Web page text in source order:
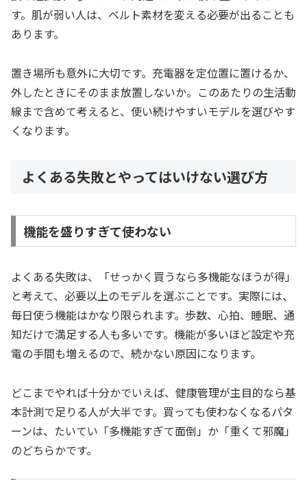
す。肌が弱い人は、ベルト素材を変える必要が出ることも
あります。
置き場所も意外に大切です。充電器を定位置に置けるか、
外したときにそのまま放置しないか。このあたりの生活動
線まで含めて考えると、使い続けやすいモデルを選びやす
くなります。
よくある失敗とやってはいけない選び方
機能を盛りすぎて使わない
よくある失敗は、「せっかく買うなら多機能なほうが得」
と考えて、必要以上のモデルを選ぶことです。実際には、
毎日使う機能はかなり限られます。歩数、心拍、睡眠、通
知だけで満足する人も多いです。機能が多いほど設定や充
電の手間も増えるので、続かない原因になります。
どこまでやれば十分かでいえば、健康管理が主目的なら基
本計測で足りる人が大半です。買っても使わなくなるパタ
ーンは、たいてい「多機能すぎて面倒」か「重くて邪魔」
のどちらかです。